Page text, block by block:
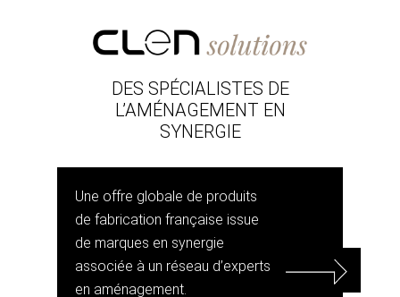
DES SPÉCIALISTES DE
L’AMÉNAGEMENT EN
SYNERGIE
Une offre globale de produits
de fabrication française issue
de marques en synergie
associée à un réseau d’experts
en aménagement.